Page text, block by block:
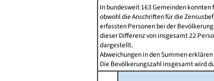
In bundesweit 163 Gemeinden
obwohl die Anschriften für die
erfassten Personen bei der
dieser Differenz von insgesamt 22
dargestellt.
Abweichungen in den Summen
Die Bevölkerungszahl insgesamt wird